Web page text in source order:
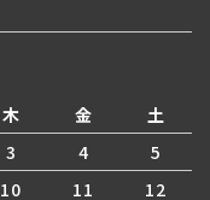
木 金
土
3 4
5
10 11 12